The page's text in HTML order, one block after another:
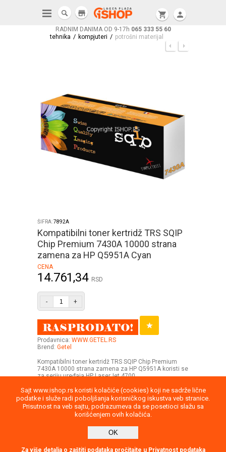
Sajt www.ishop.rs koristi kolačiće (cookies) koji ne sadrže lične
podatke i služe radi poboljšanja korisničkog iskustva veb stranice.
Prisutnost na veb sajtu, podrazumeva da se posetioci slažu sa
korišćenjem ovih kolačića.
OK
Za više detalja o zaštiti podataka pročitajte u Privatnost podataka
RADNIM DANIMA OD 9-17h 065 333 55 60
shopping_cart person
store
tehnika / kompjuteri / potrošni materijal
ŠIFRA:7892A
Kompatibilni toner kertridž TRS SQIP
Chip Premium 7430A 10000 strana
zamena za HP Q5951A Cyan
CENA
14.761,34 RSD
- +
Prodavnica: WWW.GETEL.RS
Brend: Getel
Kompatibilni toner kertridž TRS SQIP Chip Premium
7430A 10000 strana zamena za HP Q5951A koristi se
za seriju uređaja HP LaserJet 4700
Privatnost podataka Kontakt